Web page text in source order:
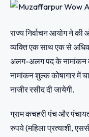
राज्य निर्वाचन आयोग ने
व्यक्ति एक साथ एक से
अलग-अलग पद के नामांकन
नामांकन शुल्क कोषागार में
नाजीर रसीद दी जायेगी.
ग्राम कचहरी पंच और
रुपये (महिला प्रत्याशी,